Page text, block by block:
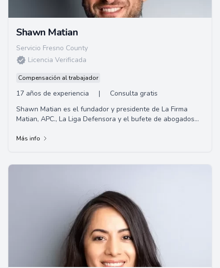
Shawn Matian
Servicio Fresno County
Licencia Verificada
Compensación al trabajador
17 años de experiencia |
Consulta gratis
Shawn Matian es el fundador y presidente de La Firma
Matian, APC., La Liga Defensora y el bufete de abogados
Más info